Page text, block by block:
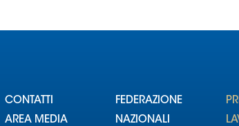
CONTATTI
AREA MEDIA
FEDERAZIONE
NAZIONALI